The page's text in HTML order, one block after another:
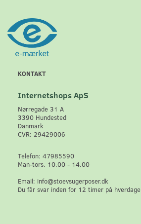
KONTAKT
Internetshops ApS
Nørregade 31 A
3390 Hundested
Danmark
CVR: 29429006
Telefon: 47985590
Man-tors. 10.00 - 14.00
Email: info@stoevsugerposer.dk
Du får svar inden for 12 timer på hverdage